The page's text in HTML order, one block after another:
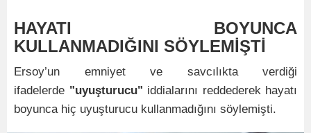
HAYATI BOYUNCA
KULLANMADIĞINI SÖYLEMİŞTİ
Ersoy’un emniyet ve savcılıkta verdiği
ifadelerde "uyuşturucu" iddialarını reddederek hayatı
boyunca hiç uyuşturucu kullanmadığını söylemişti.